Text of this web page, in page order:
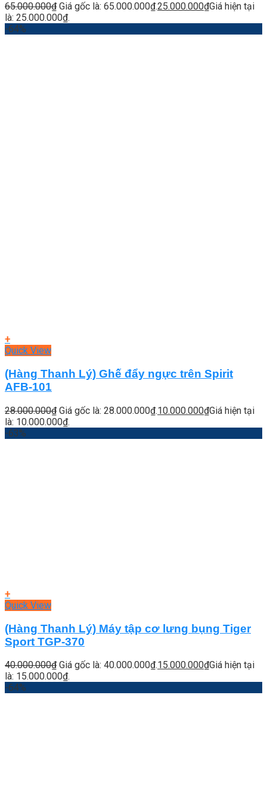
65.000.000₫ Giá gốc là: 65.000.000₫.25.000.000₫Giá hiện tại
là: 25.000.000₫.
-64%
+
Quick View
(Hàng Thanh Lý) Ghế đẩy ngực trên Spirit
AFB-101
28.000.000₫ Giá gốc là: 28.000.000₫.10.000.000₫Giá hiện tại
là: 10.000.000₫.
-63%
+
Quick View
(Hàng Thanh Lý) Máy tập cơ lưng bụng Tiger
Sport TGP-370
40.000.000₫ Giá gốc là: 40.000.000₫.15.000.000₫Giá hiện tại
là: 15.000.000₫.
-64%